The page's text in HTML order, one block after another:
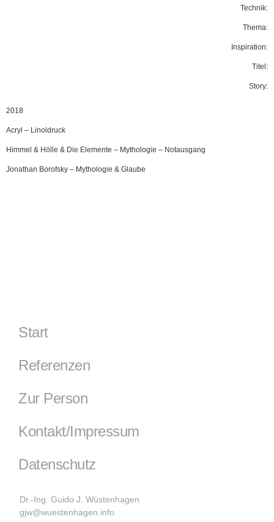
Technik:
Thema:
Inspiration:
Titel:
Story:
2018
Acryl – Linoldruck
Himmel & Hölle & Die Elemente – Mythologie – Notausgang
Jonathan Borofsky – Mythologie & Glaube
Start
Referenzen
Zur Person
Kontakt/Impressum
Datenschutz
Dr.-Ing. Guido J. Wüstenhagen
gjw@wuestenhagen.info